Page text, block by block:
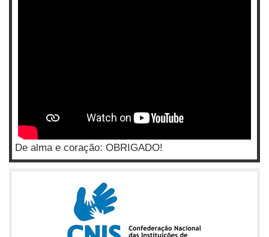
De alma e coração: OBRIGADO!